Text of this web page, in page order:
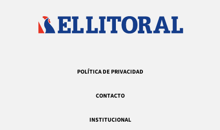
POLÍTICA DE PRIVACIDAD
CONTACTO
INSTITUCIONAL